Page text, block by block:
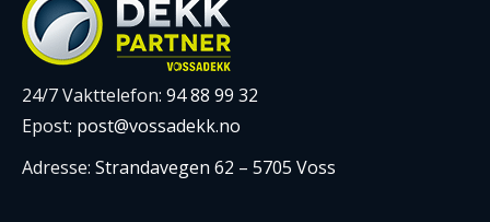
24/7 Vakttelefon: 94 88 99 32
Epost: post@vossadekk.no
Adresse: Strandavegen 62 – 5705 Voss